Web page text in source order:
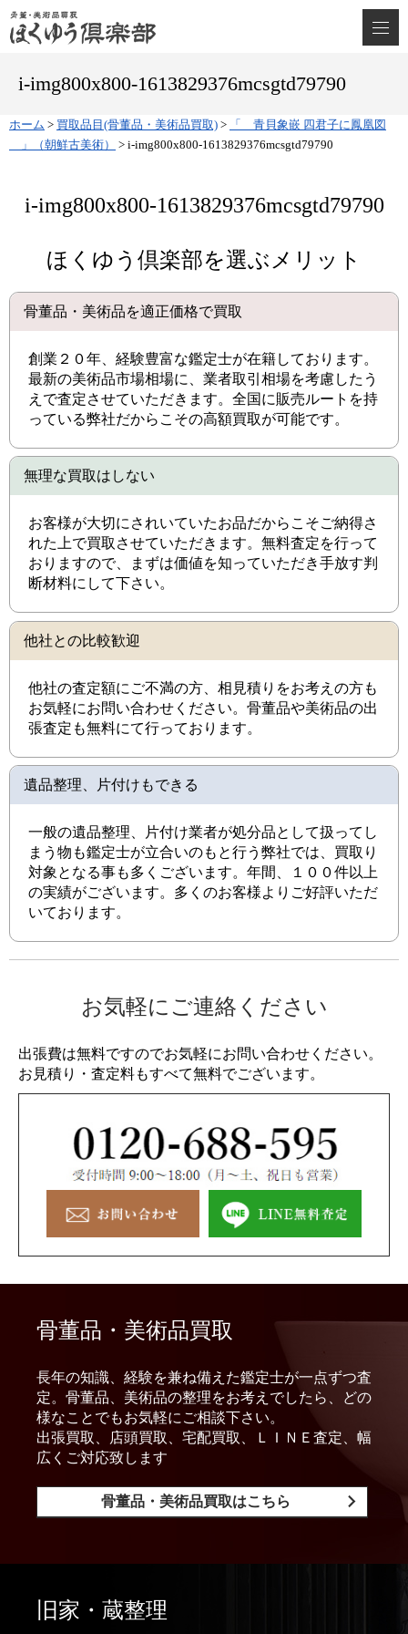
i-img800x800-1613829376mcsgtd79790
ホーム > 買取品目(骨董品・美術品買取) >
「 青貝象嵌 四君子に鳳凰図
」（朝鮮古美術）
> i-img800x800-1613829376mcsgtd79790
i-img800x800-1613829376mcsgtd79790
ほくゆう倶楽部を選ぶメリット
骨董品・美術品を適正価格で買取
創業２０年、経験豊富な鑑定士が在籍しております。
最新の美術品市場相場に、業者取引相場を考慮したう
えで査定させていただきます。全国に販売ルートを持
っている弊社だからこその高額買取が可能です。
無理な買取はしない
お客様が大切にされいていたお品だからこそご納得さ
れた上で買取させていただきます。無料査定を行って
おりますので、まずは価値を知っていただき手放す判
断材料にして下さい。
他社との比較歓迎
他社の査定額にご不満の方、相見積りをお考えの方も
お気軽にお問い合わせください。骨董品や美術品の出
張査定も無料にて行っております。
遺品整理、片付けもできる
一般の遺品整理、片付け業者が処分品として扱ってし
まう物も鑑定士が立合いのもと行う弊社では、買取り
対象となる事も多くございます。年間、１００件以上
の実績がございます。多くのお客様よりご好評いただ
いております。
お気軽にご連絡ください
出張費は無料ですのでお気軽にお問い合わせください。
お見積り・査定料もすべて無料でございます。
骨董品・美術品買取
長年の知識、経験を兼ね備えた鑑定士が一点ずつ査
定。骨董品、美術品の整理をお考えでしたら、どの
様なことでもお気軽にご相談下さい。
出張買取、店頭買取、宅配買取、ＬＩＮＥ査定、幅
広くご対応致します
骨董品・美術品買取はこちら
旧家・蔵整理